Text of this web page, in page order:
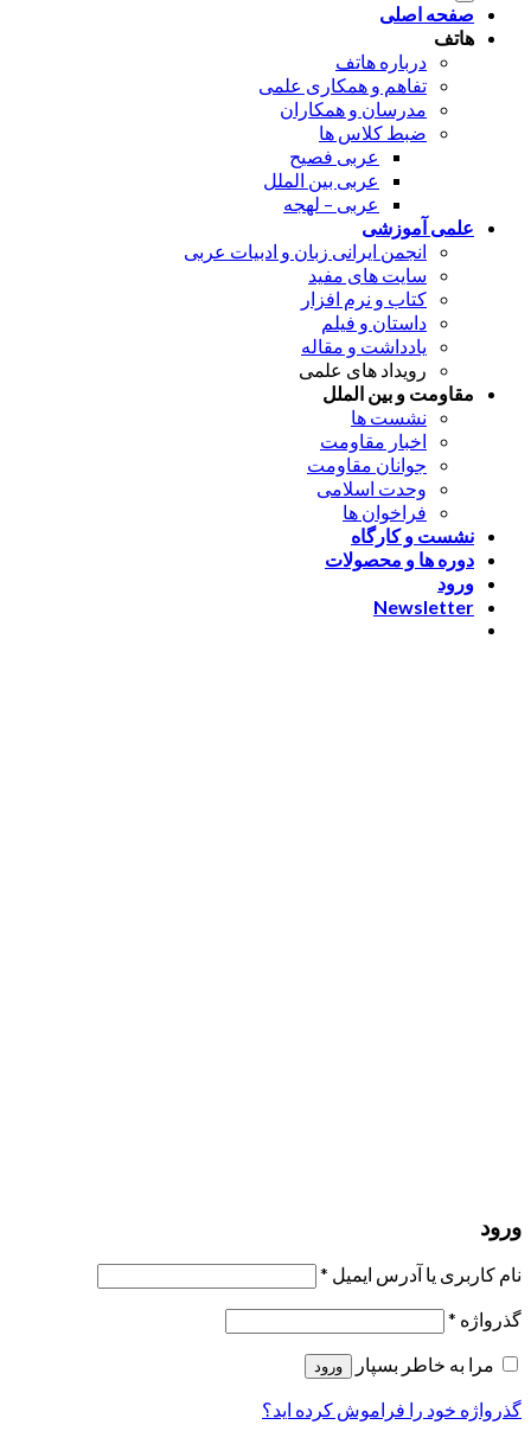
صفحه اصلی
هاتف
درباره هاتف
تفاهم و همکاری علمی
مدرسان و همکاران
ضبط کلاس ها
عربی فصیح
عربی بین الملل
عربی – لهجه
علمی آموزشی
انجمن ایرانی زبان و ادبیات عربی
سایت های مفید
کتاب و نرم افزار
داستان و فیلم
یادداشت و مقاله
رویداد های علمی
مقاومت و بین الملل
نشست ها
اخبار مقاومت
جوانان مقاومت
وحدت اسلامی
فراخوان ها
نشست و کارگاه
دوره ها و محصولات
ورود
Newsletter
ورود
نام کاربری یا آدرس ایمیل *
گذرواژه *
مرا به خاطر بسپار
ورود
گذرواژه خود را فراموش کرده اید؟